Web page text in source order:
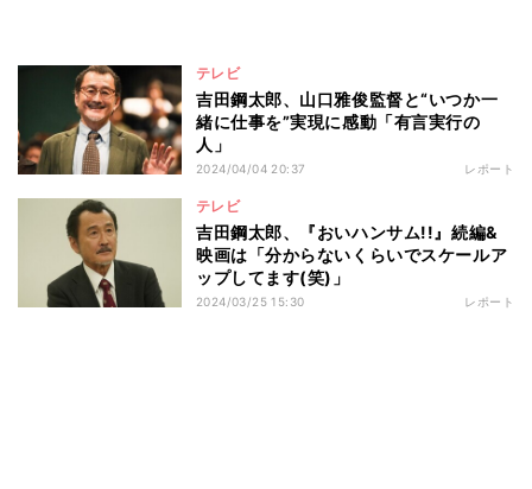
テレビ
吉田鋼太郎、山口雅俊監督と“いつか一
緒に仕事を”実現に感動「有言実行の
人」
2024/04/04 20:37 レポート
テレビ
吉田鋼太郎、『おいハンサム!!』続編&
映画は「分からないくらいでスケールア
ップしてます(笑)」
2024/03/25 15:30 レポート